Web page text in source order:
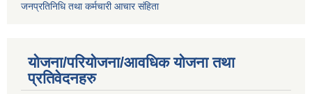
जनप्रतिनिधि तथा कर्मचारी आचार संहिता
योजना/परियोजना/आवधिक योजना तथा
प्रतिवेदनहरु